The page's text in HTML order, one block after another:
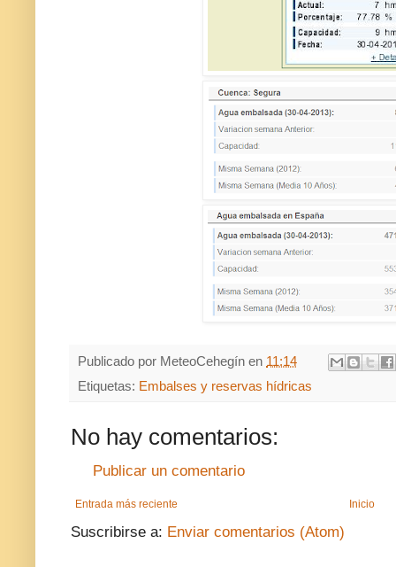
Publicado por MeteoCehegín en 11:14
Etiquetas: Embalses y reservas hídricas
No hay comentarios:
Publicar un comentario
Entrada más reciente Inicio
Suscribirse a: Enviar comentarios (Atom)